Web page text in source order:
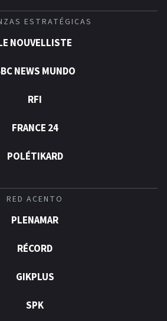
ESTRATÉGICAS
NOUVELLISTE
NEWS MUNDO
RFI
FRANCE 24
POLÉTIKARD
RED ACENTO
PLENAMAR
RÉCORD
GIKPLUS
SPK